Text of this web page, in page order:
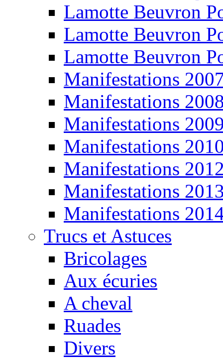
Lamotte Beuvron
Lamotte Beuvron
Lamotte Beuvron
Manifestations
Manifestations
Manifestations
Manifestations
Manifestations
Manifestations
Manifestations
Trucs et Astuces
Bricolages
Aux écuries
A cheval
Ruades
Divers